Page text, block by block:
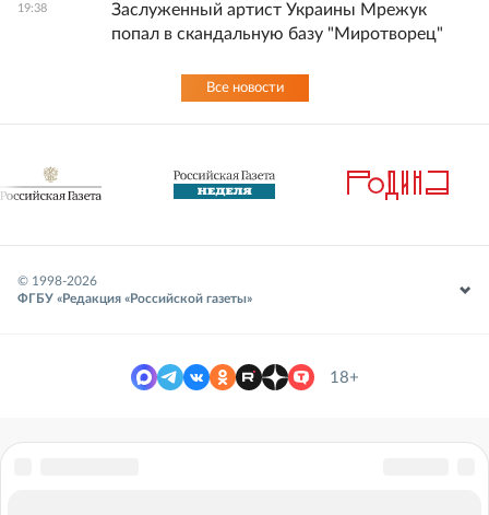
19:38
Заслуженный артист Украины Мрежук
попал в скандальную базу "Миротворец"
Все новости
© 1998-2026
ФГБУ «Редакция «Российской газеты»
18+